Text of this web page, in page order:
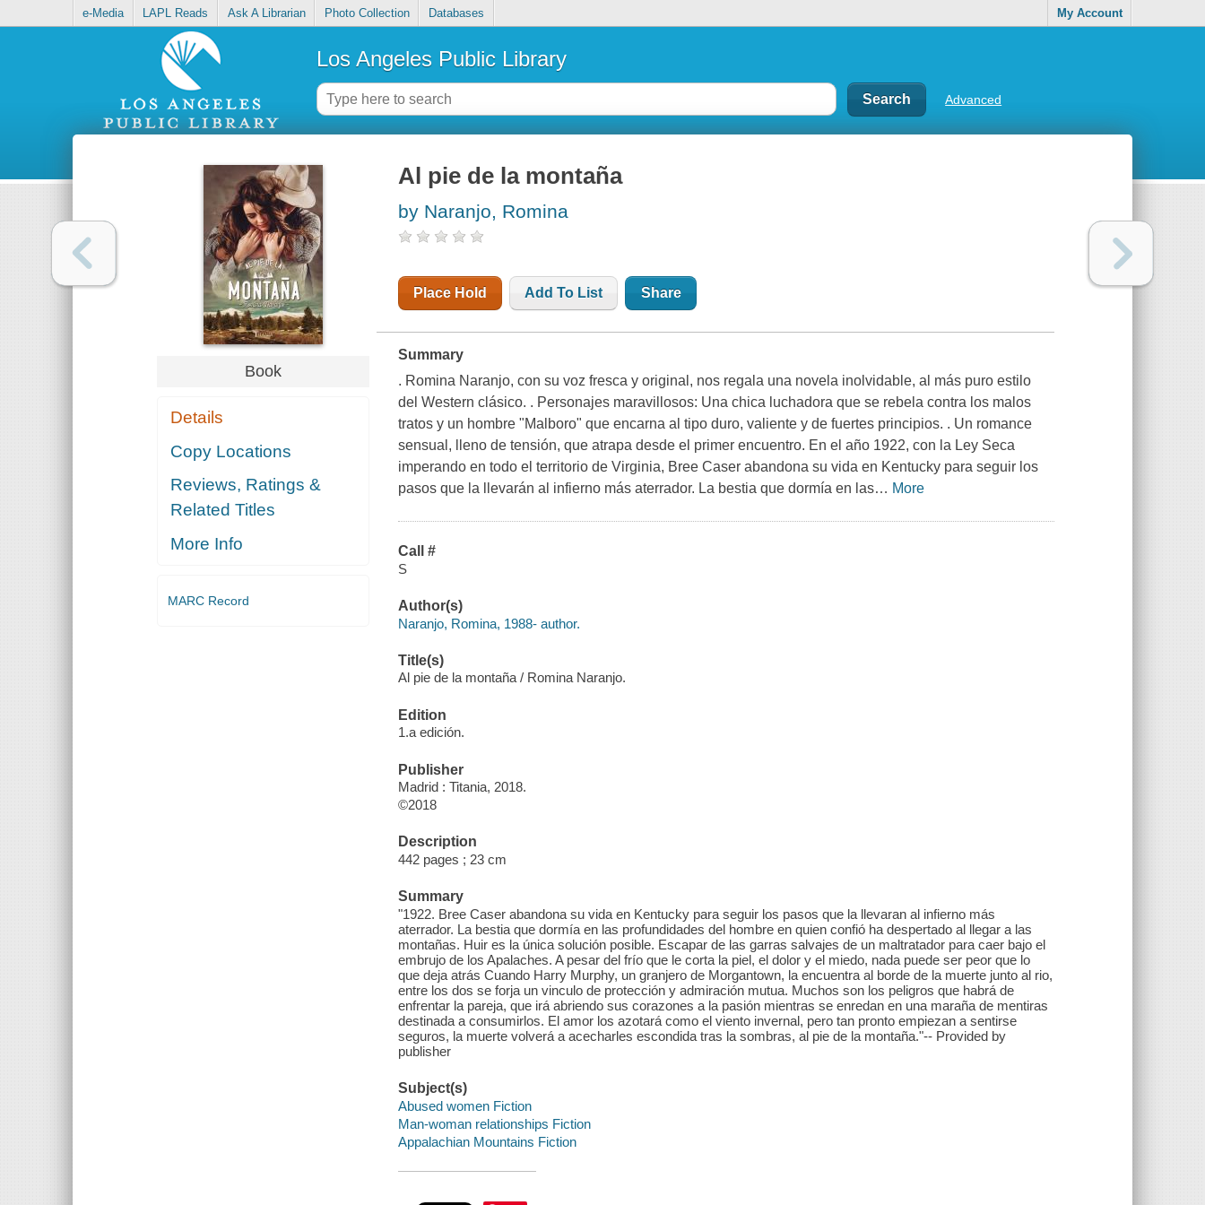
e-Media LAPL Reads Ask A Librarian Photo Collection Databases My Account
Los Angeles Public Library
Advanced
Book
Details
Copy Locations
Reviews, Ratings &
Related Titles
More Info
MARC Record
Al pie de la montaña
by Naranjo, Romina
Place Hold Add To List Share
Summary
. Romina Naranjo, con su voz fresca y original, nos regala una novela inolvidable, al más puro estilo
del Western clásico. . Personajes maravillosos: Una chica luchadora que se rebela contra los malos
tratos y un hombre "Malboro" que encarna al tipo duro, valiente y de fuertes principios. . Un romance
sensual, lleno de tensión, que atrapa desde el primer encuentro. En el año 1922, con la Ley Seca
imperando en todo el territorio de Virginia, Bree Caser abandona su vida en Kentucky para seguir los
pasos que la llevarán al infierno más aterrador. La bestia que dormía en las… More
Call #
S
Author(s)
Naranjo, Romina, 1988- author.
Title(s)
Al pie de la montaña / Romina Naranjo.
Edition
1.a edición.
Publisher
Madrid : Titania, 2018.
©2018
Description
442 pages ; 23 cm
Summary
"1922. Bree Caser abandona su vida en Kentucky para seguir los pasos que la llevaran al infierno más
aterrador. La bestia que dormía en las profundidades del hombre en quien confió ha despertado al llegar a las
montañas. Huir es la única solución posible. Escapar de las garras salvajes de un maltratador para caer bajo el
embrujo de los Apalaches. A pesar del frío que le corta la piel, el dolor y el miedo, nada puede ser peor que lo
que deja atrás Cuando Harry Murphy, un granjero de Morgantown, la encuentra al borde de la muerte junto al rio,
entre los dos se forja un vinculo de protección y admiración mutua. Muchos son los peligros que habrá de
enfrentar la pareja, que irá abriendo sus corazones a la pasión mientras se enredan en una maraña de mentiras
destinada a consumirlos. El amor los azotará como el viento invernal, pero tan pronto empiezan a sentirse
seguros, la muerte volverá a acecharles escondida tras la sombras, al pie de la montaña."-- Provided by
publisher
Subject(s)
Abused women Fiction
Man-woman relationships Fiction
Appalachian Mountains Fiction